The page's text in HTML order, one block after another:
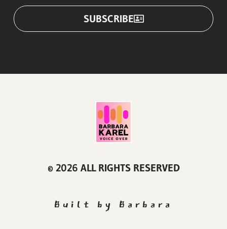
© 2026 ALL RIGHTS RESERVED
Built by Barbara
SUBSCRIBE